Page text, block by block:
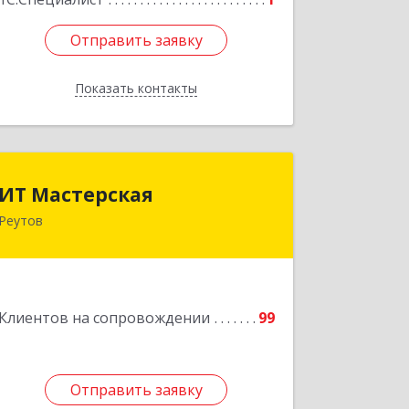
Отправить заявку
Показать контакты
Отправить заявку
Назад
ИТ Мастерская
Реутов
Клиентов на сопровождении 99
Отправить заявку
Отправить заявку